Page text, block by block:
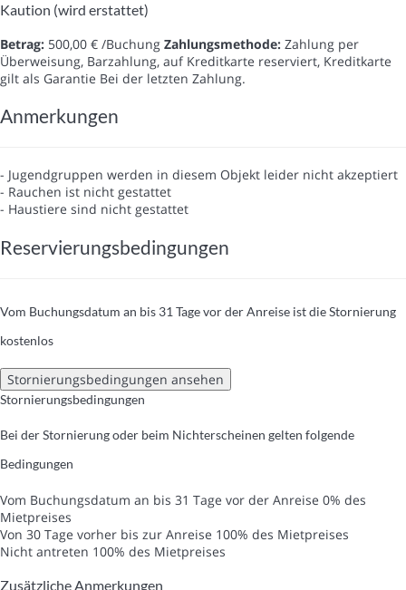
Kaution (wird erstattet)
Betrag: 500,00 € /Buchung Zahlungsmethode: Zahlung per
Überweisung, Barzahlung, auf Kreditkarte reserviert, Kreditkarte
gilt als Garantie Bei der letzten Zahlung.
Anmerkungen
- Jugendgruppen werden in diesem Objekt leider nicht akzeptiert
- Rauchen ist nicht gestattet
- Haustiere sind nicht gestattet
Reservierungsbedingungen
Vom Buchungsdatum an bis 31 Tage vor der Anreise ist die Stornierung
kostenlos
Stornierungsbedingungen ansehen
Stornierungsbedingungen
Bei der Stornierung oder beim Nichterscheinen gelten folgende
Bedingungen
Vom Buchungsdatum an bis 31 Tage vor der Anreise 0% des
Mietpreises
Von 30 Tage vorher bis zur Anreise 100% des Mietpreises
Nicht antreten 100% des Mietpreises
Zusätzliche Anmerkungen